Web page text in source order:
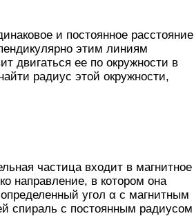
и постоянное расстояние
этим линиям
двигаться ее по окружности в
радиус этой окружности,
частица входит в магнитное
направление, в котором она
угол α с магнитным
спираль с постоянным радиусом